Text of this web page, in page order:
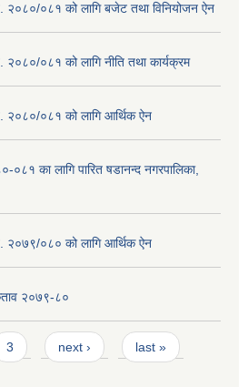
२०८०/०८१ को लागि बजेट तथा विनियोजन ऐन
२०८०/०८१ को लागि नीति तथा कार्यक्रम
२०८०/०८१ को लागि आर्थिक ऐन
का लागि पारित षडानन्द नगरपालिका,
२०७९/०८० को लागि आर्थिक ऐन
२०७९-८०
3 next › last »